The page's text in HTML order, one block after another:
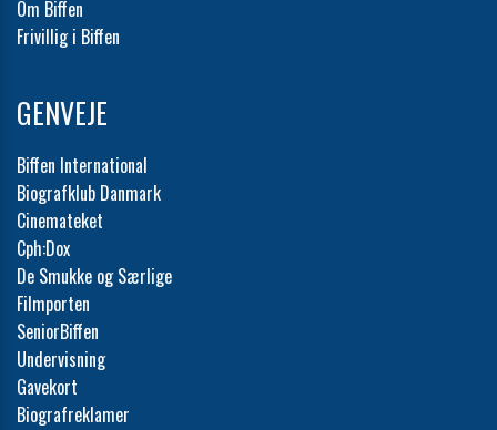
Om Biffen
Frivillig i Biffen
GENVEJE
Biffen International
Biografklub Danmark
Cinemateket
Cph:Dox
De Smukke og Særlige
Filmporten
SeniorBiffen
Undervisning
Gavekort
Biografreklamer